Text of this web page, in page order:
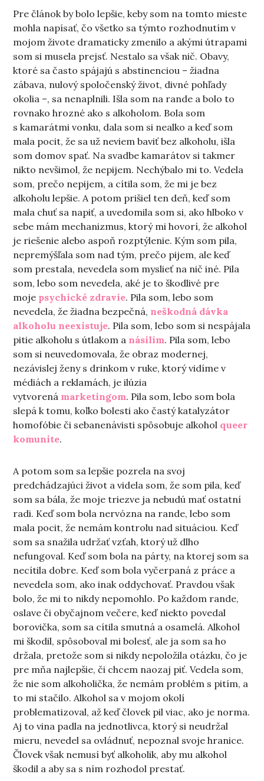
Pre článok by bolo lepšie, keby som na tomto mieste
mohla napísať, čo všetko sa týmto rozhodnutím v
mojom živote dramaticky zmenilo a akými útrapami
som si musela prejsť. Nestalo sa však nič. Obavy,
ktoré sa často spájajú s abstinenciou – žiadna
zábava, nulový spoločenský život, divné pohľady
okolia –, sa nenaplnili. Išla som na rande a bolo to
rovnako hrozné ako s alkoholom. Bola som
s kamarátmi vonku, dala som si nealko a keď som
mala pocit, že sa už neviem baviť bez alkoholu, išla
som domov spať. Na svadbe kamarátov si takmer
nikto nevšimol, že nepijem. Nechýbalo mi to. Vedela
som, prečo nepijem, a cítila som, že mi je bez
alkoholu lepšie. A potom prišiel ten deň, keď som
mala chuť sa napiť, a uvedomila som si, ako hlboko v
sebe mám mechanizmus, ktorý mi hovorí, že alkohol
je riešenie alebo aspoň rozptýlenie. Kým som pila,
nepremýšľala som nad tým, prečo pijem, ale keď
som prestala, nevedela som myslieť na nič iné. Pila
som, lebo som nevedela, aké je to škodlivé pre
moje psychické zdravie. Pila som, lebo som
nevedela, že žiadna bezpečná, neškodná dávka
alkoholu neexistuje. Pila som, lebo som si nespájala
pitie alkoholu s útlakom a násilím. Pila som, lebo
som si neuvedomovala, že obraz modernej,
nezávislej ženy s drinkom v ruke, ktorý vidíme v
médiách a reklamách, je ilúzia
vytvorená marketingom. Pila som, lebo som bola
slepá k tomu, koľko bolesti ako častý katalyzátor
homofóbie či sebanenávisti spôsobuje alkohol queer
komunite.
A potom som sa lepšie pozrela na svoj
predchádzajúci život a videla som, že som pila, keď
som sa bála, že moje triezve ja nebudú mať ostatní
radi. Keď som bola nervózna na rande, lebo som
mala pocit, že nemám kontrolu nad situáciou. Keď
som sa snažila udržať vzťah, ktorý už dlho
nefungoval. Keď som bola na párty, na ktorej som sa
necítila dobre. Keď som bola vyčerpaná z práce a
nevedela som, ako inak oddychovať. Pravdou však
bolo, že mi to nikdy nepomohlo. Po každom rande,
oslave či obyčajnom večere, keď niekto povedal
borovička, som sa cítila smutná a osamelá. Alkohol
mi škodil, spôsoboval mi bolesť, ale ja som sa ho
držala, pretože som si nikdy nepoložila otázku, čo je
pre mňa najlepšie, či chcem naozaj piť. Vedela som,
že nie som alkoholička, že nemám problém s pitím, a
to mi stačilo. Alkohol sa v mojom okolí
problematizoval, až keď človek pil viac, ako je norma.
Aj to vina padla na jednotlivca, ktorý si neudržal
mieru, nevedel sa ovládnuť, nepoznal svoje hranice.
Človek však nemusí byť alkoholik, aby mu alkohol
škodil a aby sa s ním rozhodol prestať.